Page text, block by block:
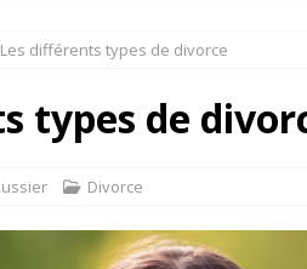
Les différents types de divorce
types de
Divorce